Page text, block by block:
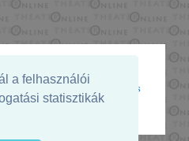
a felhasználói
statisztikák